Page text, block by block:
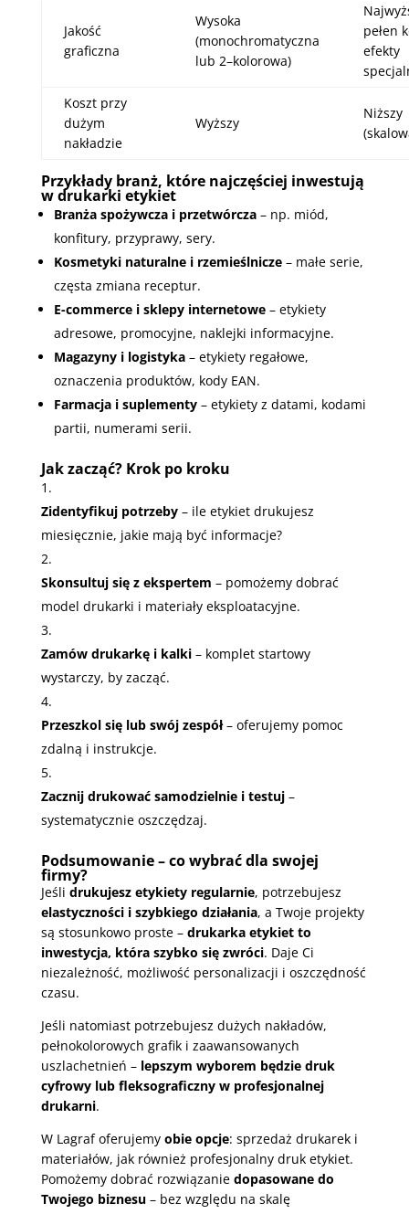
Jakość
graficzna
Wysoka
(monochromatyczna
lub 2–kolorowa)
pełen
efekty
Koszt przy
dużym
nakładzie
Wyższy
Niższy
Przykłady branż, które najczęściej inwestują
w drukarki etykiet
Branża spożywcza i przetwórcza– np. miód,
konfitury, przyprawy, sery.
Kosmetyki naturalne i rzemieślnicze– małe serie,
częsta zmiana receptur.
E-commerce i sklepy internetowe– etykiety
adresowe, promocyjne, naklejki informacyjne.
Magazyny i logistyka– etykiety regałowe,
oznaczenia produktów, kody EAN.
Farmacja i suplementy– etykiety z datami, kodami
partii, numerami serii.
Jak zacząć? Krok po kroku
Zidentyfikuj potrzeby– ile etykiet drukujesz
miesięcznie, jakie mają być informacje?
Skonsultuj się z ekspertem – pomożemy dobrać
model drukarki i materiały eksploatacyjne.
Zamów drukarkę i kalki– komplet startowy
wystarczy, by zacząć.
Przeszkol się lub swój zespół– oferujemy pomoc
zdalną i instrukcje.
Zacznij drukować samodzielnie i testuj–
systematycznie oszczędzaj.
Podsumowanie – co wybrać dla swojej
firmy?
Jeśli drukujesz etykiety regularnie, potrzebujesz
elastyczności i szybkiego działania, a Twoje projekty
są stosunkowo proste – drukarka etykiet to
inwestycja, która szybko się zwróci. Daje Ci
niezależność, możliwość personalizacji i oszczędność
czasu.
Jeśli natomiast potrzebujesz dużych nakładów,
pełnokolorowych grafik i zaawansowanych
uszlachetnień – lepszym wyborem będzie druk
cyfrowy lub fleksograficzny w profesjonalnej
drukarni.
W Lagraf oferujemy obie opcje: sprzedaż drukarek i
materiałów, jak również profesjonalny druk etykiet.
Pomożemy dobrać rozwiązanie dopasowane do
Twojego biznesu– bez względu na skalę